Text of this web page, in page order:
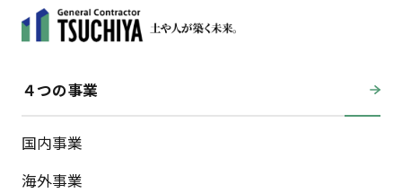
４つの事業
国内事業
海外事業